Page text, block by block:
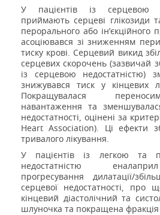
У пацієнтів із серцевою
приймають серцеві глікозиди
перорального або ін’єкційного
асоціювався зі зниженням
тиску крові. Серцевий викид
серцевих скорочень (зазвичай
із серцевою недостатністю)
знижувався тиск у кінцевих
Покращувалася
навантаження та
недостатності, оцінені за
Heart Association). Ці ефекти
тривалого лікування.
У пацієнтів із легкою та
недостатністю
прогресування дилатації/
серцевої недостатності, про
кінцевий діастолічний та
шлуночка та покращена фракція